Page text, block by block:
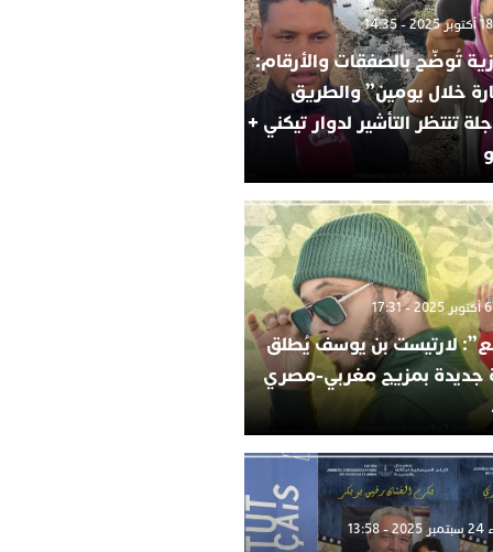
تُوضّح بالصفقات والأرقام:
خلال يومين” والطريق
تنتظر التأشير لدوار تيكني +
لارتيست بن يوسف يُطلق
جديدة بمزيج مغربي-مصري